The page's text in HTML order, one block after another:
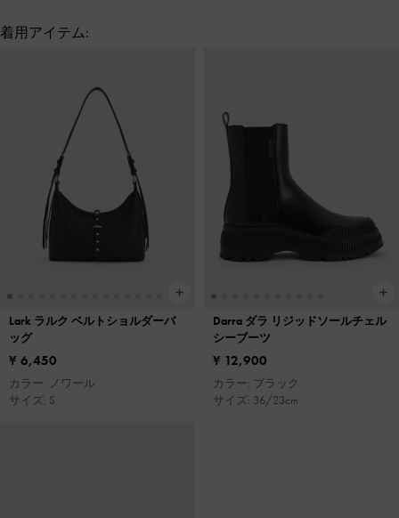
着用アイテム:
Lark ラルク ベルトショルダーバ
ッグ
¥ 6,450
カラー: ノワール
サイズ: S
Darra ダラ リジッドソールチェル
シーブーツ
¥ 12,900
カラー: ブラック
サイズ: 36/23cm